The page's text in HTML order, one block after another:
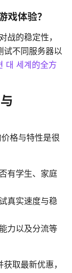
戏体验？
战的稳定性，
试不同服务器以
대 세계的全方
格与特性是很
有学生、家庭
真实速度与稳
力以及分流等
取最新优惠，